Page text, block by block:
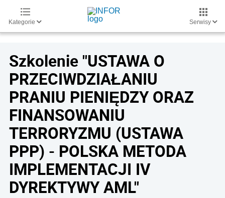
Kategorie Serwisy
Szkolenie "USTAWA O
PRZECIWDZIAŁANIU
PRANIU PIENIĘDZY ORAZ
FINANSOWANIU
TERRORYZMU (USTAWA
PPP) - POLSKA METODA
IMPLEMENTACJI IV
DYREKTYWY AML"